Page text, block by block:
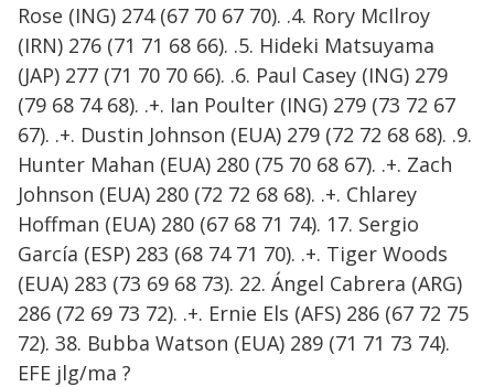
Rose (ING) 274 (67 70 67 70). .4. Rory McIlroy
(IRN) 276 (71 71 68 66). .5. Hideki Matsuyama
(JAP) 277 (71 70 70 66). .6. Paul Casey (ING) 279
(79 68 74 68). .+. Ian Poulter (ING) 279 (73 72 67
67). .+. Dustin Johnson (EUA) 279 (72 72 68 68). .9.
Hunter Mahan (EUA) 280 (75 70 68 67). .+. Zach
Johnson (EUA) 280 (72 72 68 68). .+. Chlarey
Hoffman (EUA) 280 (67 68 71 74). 17. Sergio
García (ESP) 283 (68 74 71 70). .+. Tiger Woods
(EUA) 283 (73 69 68 73). 22. Ángel Cabrera (ARG)
286 (72 69 73 72). .+. Ernie Els (AFS) 286 (67 72 75
72). 38. Bubba Watson (EUA) 289 (71 71 73 74).
EFE jlg/ma ?